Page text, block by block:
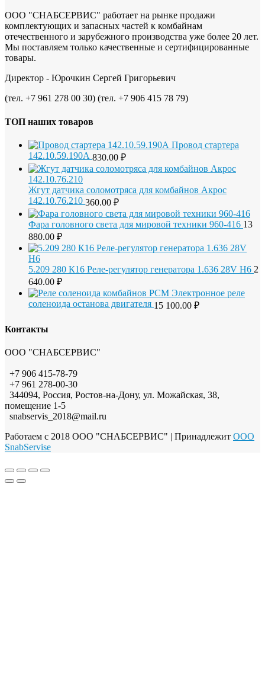
ООО "СНАБСЕРВИС" работает на рынке продажи
комплектующих и запасных частей к комбайнам
отечественного и зарубежного производства уже более 20 лет.
Мы поставляем только качественные и сертифицированные
товары.
Директор - Юрочкин Сергей Григорьевич
(тел. +7 961 278 00 30) (тел. +7 906 415 78 79)
ТОП наших товаров
Провод стартера
142.10.59.190А 830.00 ₽
Жгут датчика соломотряса для комбайнов Акрос
142.10.76.210 360.00 ₽
Фара головного света для мировой техники 960-416 13
880.00 ₽
5.209 280 К16 Реле-регулятор генератора 1.636 28V H6 2
640.00 ₽
Электронное реле
соленоида останова двигателя 15 100.00 ₽
Контакты
ООО "СНАБСЕРВИС"
+7 906 415-78-79
+7 961 278-00-30
344094, Россия, Ростов-на-Дону, ул. Можайская, 38,
помещение 1-5
snabservis_2018@mail.ru
Работаем с 2018 ООО "СНАБСЕРВИС" | Принадлежит OOO
SnabServise